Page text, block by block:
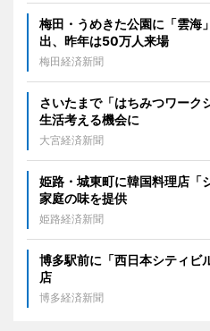
梅田・うめきた公園に「雲
出、昨年は50万人来場
梅田経済新聞
さいたまで「はちみつワー
生活考える機会に
大宮経済新聞
姫路・城東町に韓国料理店
家庭の味を提供
姫路経済新聞
博多駅前に「西日本シティビ
店
博多経済新聞